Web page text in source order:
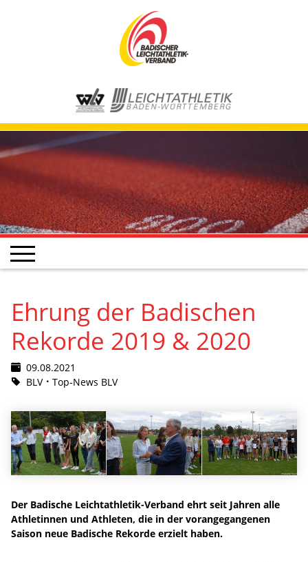
Ehrung der Badischen
Rekorde 2019 & 2020
09.08.2021
BLV
Top-News BLV
Der Badische Leichtathletik-Verband ehrt seit Jahren alle
Athletinnen und Athleten, die in der vorangegangenen
Saison neue Badische Rekorde erzielt haben.